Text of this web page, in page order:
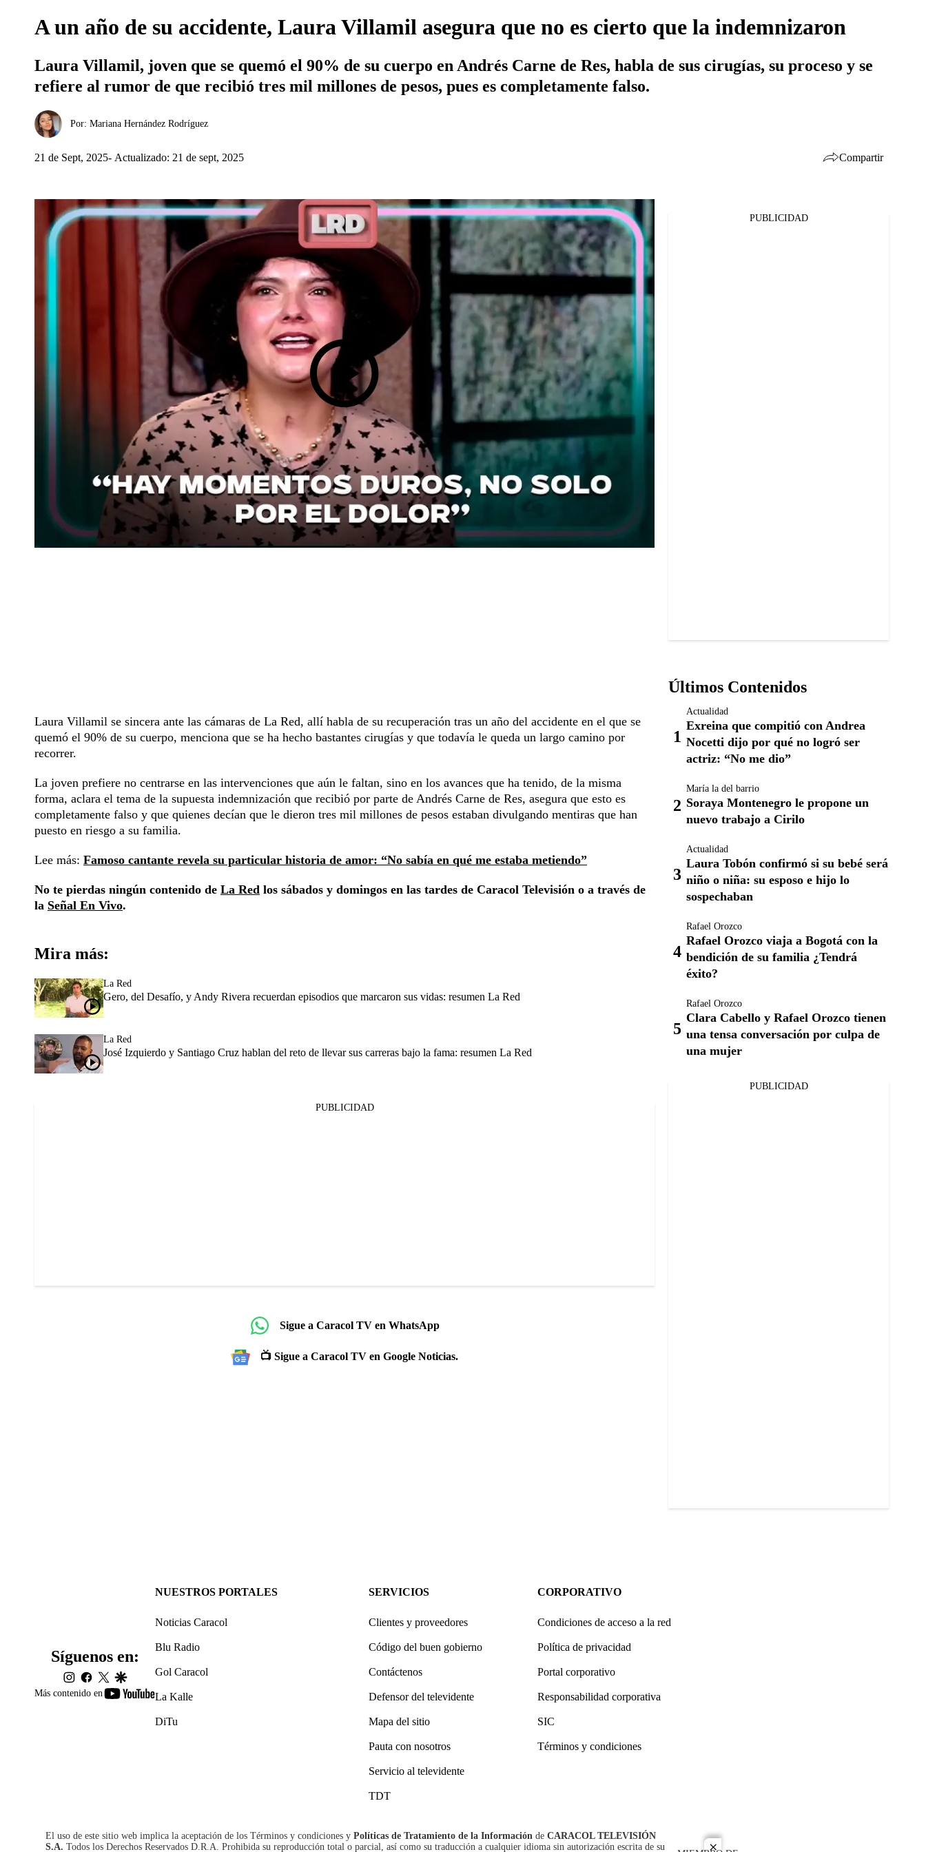
A un año de su accidente, Laura Villamil asegura que no es cierto que la indemnizaron
Laura Villamil, joven que se quemó el 90% de su cuerpo en Andrés Carne de Res, habla de sus cirugías, su proceso y se
refiere al rumor de que recibió tres mil millones de pesos, pues es completamente falso.
Por: Mariana Hernández Rodríguez
21 de Sept, 2025 Actualizado: 21 de sept, 2025 Compartir
Whatsapp
Laura Villamil se sincera ante las cámaras de La Red, allí habla de su recuperación tras un año del accidente en el que se
quemó el 90% de su cuerpo, menciona que se ha hecho bastantes cirugías y que todavía le queda un largo camino por
recorrer.
La joven prefiere no centrarse en las intervenciones que aún le faltan, sino en los avances que ha tenido, de la misma
forma, aclara el tema de la supuesta indemnización que recibió por parte de Andrés Carne de Res, asegura que esto es
completamente falso y que quienes decían que le dieron tres mil millones de pesos estaban divulgando mentiras que han
puesto en riesgo a su familia.
Lee más: Famoso cantante revela su particular historia de amor: “No sabía en qué me estaba metiendo”
No te pierdas ningún contenido de La Red los sábados y domingos en las tardes de Caracol Televisión o a través de
la Señal En Vivo.
Mira más:
La Red
Gero, del Desafío, y Andy Rivera recuerdan episodios que marcaron sus vidas: resumen La Red
La Red
José Izquierdo y Santiago Cruz hablan del reto de llevar sus carreras bajo la fama: resumen La Red
PUBLICIDAD
Sigue a Caracol TV en WhatsApp
📺 Sigue a Caracol TV en Google Noticias.
PUBLICIDAD
Últimos Contenidos
Actualidad
Exreina que compitió con Andrea
Nocetti dijo por qué no logró ser
actriz: “No me dio”
María la del barrio
Soraya Montenegro le propone un
nuevo trabajo a Cirilo
Actualidad
Laura Tobón confirmó si su bebé será
niño o niña: su esposo e hijo lo
sospechaban
Rafael Orozco
Rafael Orozco viaja a Bogotá con la
bendición de su familia ¿Tendrá
éxito?
Rafael Orozco
Clara Cabello y Rafael Orozco tienen
una tensa conversación por culpa de
una mujer
PUBLICIDAD
Más contenido en
youtube-
Síguenos en:
instagram
facebook
twittergoogle
NUESTROS PORTALES
Noticias Caracol
Blu Radio
Gol Caracol
La Kalle
DiTu
SERVICIOS
Clientes y proveedores
Código del buen gobierno
Contáctenos
Defensor del televidente
Mapa del sitio
Pauta con nosotros
Servicio al televidente
TDT
CORPORATIVO
Condiciones de acceso a la red
Política de privacidad
Portal corporativo
Responsabilidad corporativa
SIC
Términos y condiciones
El uso de este sitio web implica la aceptación de los Términos y condiciones y Políticas de Tratamiento de la Información de CARACOL TELEVISIÓN
S.A. Todos los Derechos Reservados D.R.A. Prohibida su reproducción total o parcial, así como su traducción a cualquier idioma sin autorización escrita de su